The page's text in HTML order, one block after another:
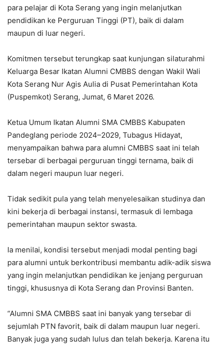
para pelajar di Kota Serang yang ingin melanjutkan
pendidikan ke Perguruan Tinggi (PT), baik di dalam
maupun di luar negeri.
‎Komitmen tersebut terungkap saat kunjungan silaturahmi
Keluarga Besar Ikatan Alumni CMBBS dengan Wakil Wali
Kota Serang Nur Agis Aulia di Pusat Pemerintahan Kota
(Puspemkot) Serang, Jumat, 6 Maret 2026.
‎Ketua Umum Ikatan Alumni SMA CMBBS Kabupaten
Pandeglang periode 2024–2029, Tubagus Hidayat,
menyampaikan bahwa para alumni CMBBS saat ini telah
tersebar di berbagai perguruan tinggi ternama, baik di
dalam negeri maupun luar negeri.
‎Tidak sedikit pula yang telah menyelesaikan studinya dan
kini bekerja di berbagai instansi, termasuk di lembaga
pemerintahan maupun sektor swasta.
‎Ia menilai, kondisi tersebut menjadi modal penting bagi
para alumni untuk berkontribusi membantu adik-adik siswa
yang ingin melanjutkan pendidikan ke jenjang perguruan
tinggi, khususnya di Kota Serang dan Provinsi Banten.
‎“Alumni SMA CMBBS saat ini banyak yang tersebar di
sejumlah PTN favorit, baik di dalam maupun luar negeri.
Banyak juga yang sudah lulus dan telah bekerja. Karena itu